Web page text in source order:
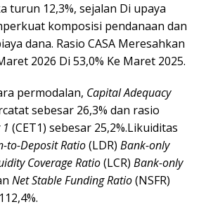
turun 12,3%, sejalan Di upaya
komposisi pendanaan dan
dana. Rasio CASA Meresahkan
2026 Di 53,0% Ke Maret 2025.
permodalan, Capital Adequacy
sebesar 26,3% dan rasio
(CET1) sebesar 25,2%.Likuiditas
to-Deposit Ratio(LDR) Bank-only
Coverage Ratio(LCR) Bank-only
Net Stable Funding Ratio(NSFR)